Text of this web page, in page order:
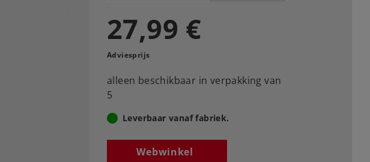
27,99 €
Adviesprijs
alleen beschikbaar in verpakking van
5
Leverbaar vanaf fabriek.
Webwinkel